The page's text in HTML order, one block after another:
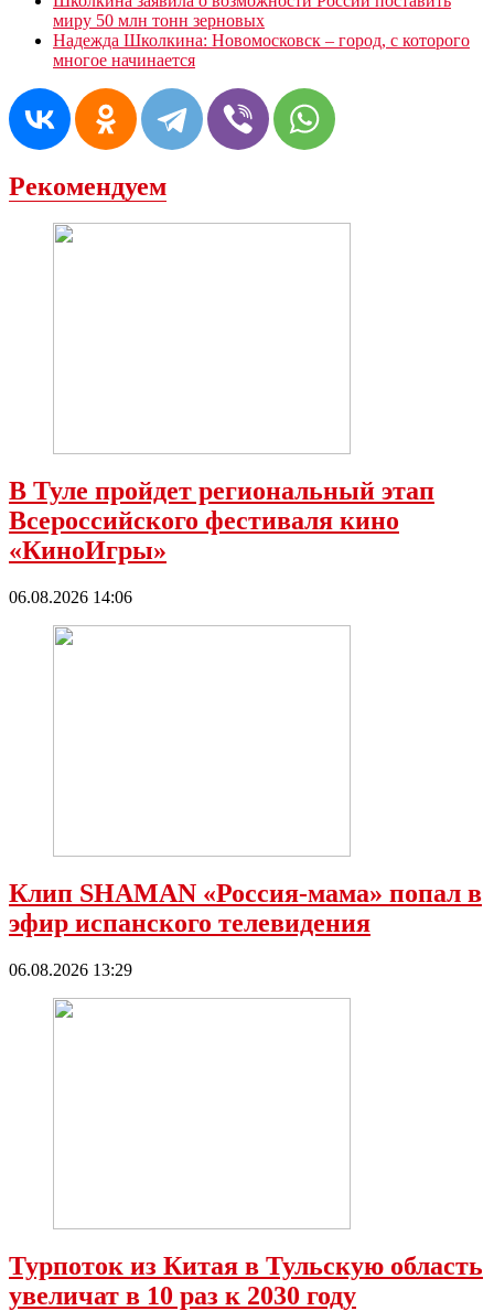
миру 50 млн тонн зерновых
Надежда Школкина: Новомосковск – город, с которого
многое начинается
Рекомендуем
В Туле пройдет региональный этап
Всероссийского фестиваля кино
«КиноИгры»
06.08.2026 14:06
Клип SHAMAN «Россия-мама» попал в
эфир испанского телевидения
06.08.2026 13:29
Турпоток из Китая в Тульскую область
увеличат в 10 раз к 2030 году